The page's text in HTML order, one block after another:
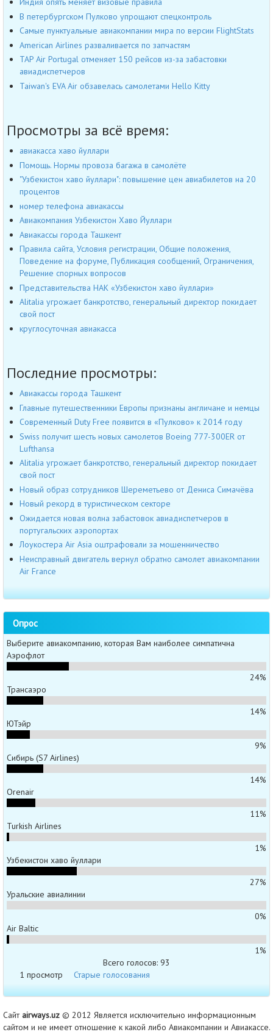
В петербургском Пулково упрощают спецконтроль
Самые пунктуальные авиакомпании мира по версии FlightStats
American Airlines разваливается по запчастям
TAP Air Portugal отменяет 150 рейсов из-за забастовки
авиадиспетчеров
Taiwan's EVA Air обзавелась самолетами Hello Kitty
Просмотры за всё время:
авиакасса хаво йуллари
Помощь. Нормы провоза багажа в самолёте
"Узбекистон хаво йуллари": повышение цен авиабилетов на 20
процентов
номер телефона авиакассы
Авиакомпания Узбекистон Хаво Йуллари
Авиакассы города Ташкент
Правила сайта, Условия регистрации, Общие положения,
Поведение на форуме, Публикация сообщений, Ограничения,
Решение спорных вопросов
Представительства НАК «Узбекистон хаво йуллари»
Alitalia угрожает банкротство, генеральный директор покидает
свой пост
круглосуточная авиакасса
Последние просмотры:
Авиакассы города Ташкент
Главные путешественники Европы признаны англичане и немцы
Современный Duty Free появится в «Пулково» к 2014 году
Swiss получит шесть новых самолетов Boeing 777-300ER от
Lufthansa
Alitalia угрожает банкротство, генеральный директор покидает
свой пост
Новый образ сотрудников Шереметьево от Дениса Симачёва
Новый рекорд в туристическом секторе
Ожидается новая волна забастовок авиадиспетчеров в
португальских аэропортах
Лоукостера Air Asia оштрафовали за мошенничество
Неисправный двигатель вернул обратно самолет авиакомпании
Air France
Опрос
Выберите авиакомпанию, которая Вам наиболее симпатична
Аэрофлот
24%
Трансаэро
14%
ЮТэйр
9%
Сибирь (S7 Airlines)
14%
Orenair
11%
Turkish Airlines
1%
Узбекистон хаво йуллари
27%
Уральские авиалинии
0%
Air Baltic
1%
Всего голосов: 93
1 просмотр
Старые голосования
Сайтairways.uz © 2012 Является исключительно информационным
сайтом и не имеет отношение к какой либо Авиакомпании и Авиакассе.